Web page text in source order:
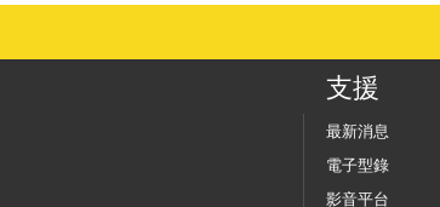
支援
最新消息
電子型錄
影音平台